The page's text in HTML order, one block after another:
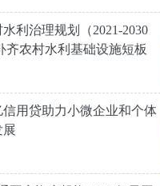
水利治理规划（2021-2030
齐农村水利基础设施短板
信用贷助力小微企业和个体
展